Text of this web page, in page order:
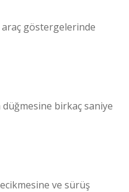
araç göstergelerinde
düğmesine birkaç saniye
ve sürüş